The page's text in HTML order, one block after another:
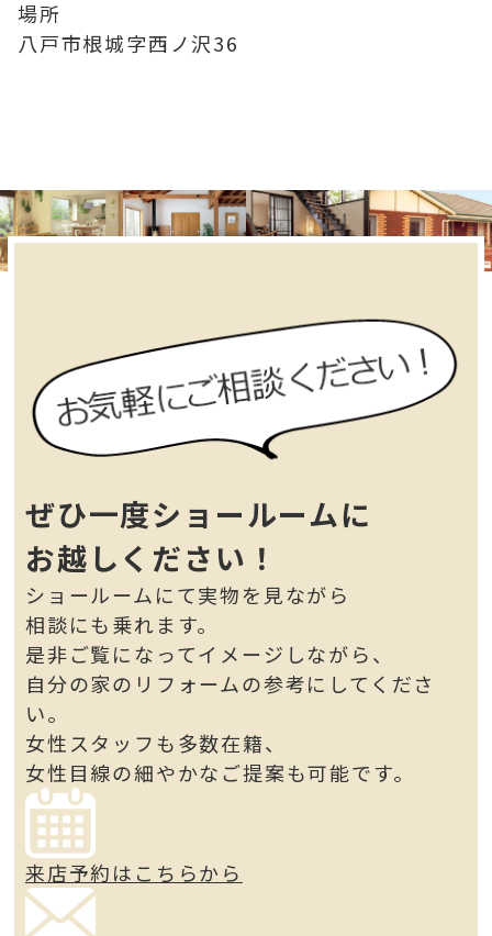
場所
八戸市根城字西ノ沢36
ぜひ一度ショールームに
お越しください！
ショールームにて実物を見ながら
相談にも乗れます。
是非ご覧になってイメージしながら、
自分の家のリフォームの参考にしてくださ
い。
女性スタッフも多数在籍、
女性目線の細やかなご提案も可能です。
来店予約はこちらから